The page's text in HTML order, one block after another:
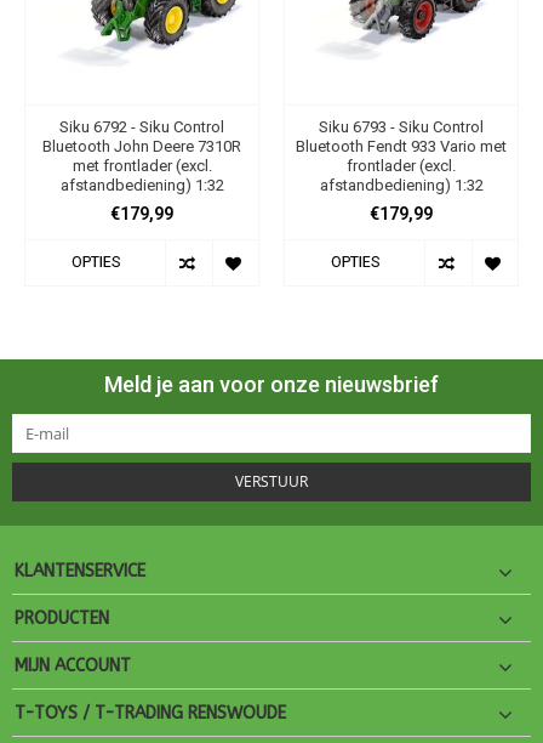
Siku 6792 - Siku Control
Bluetooth John Deere 7310R
met frontlader (excl.
afstandbediening) 1:32
€179,99
OPTIES
Siku 6793 - Siku Control
Bluetooth Fendt 933 Vario met
frontlader (excl.
afstandbediening) 1:32
€179,99
OPTIES
Meld je aan voor onze nieuwsbrief
VERSTUUR
KLANTENSERVICE
PRODUCTEN
MIJN ACCOUNT
T-TOYS / T-TRADING RENSWOUDE